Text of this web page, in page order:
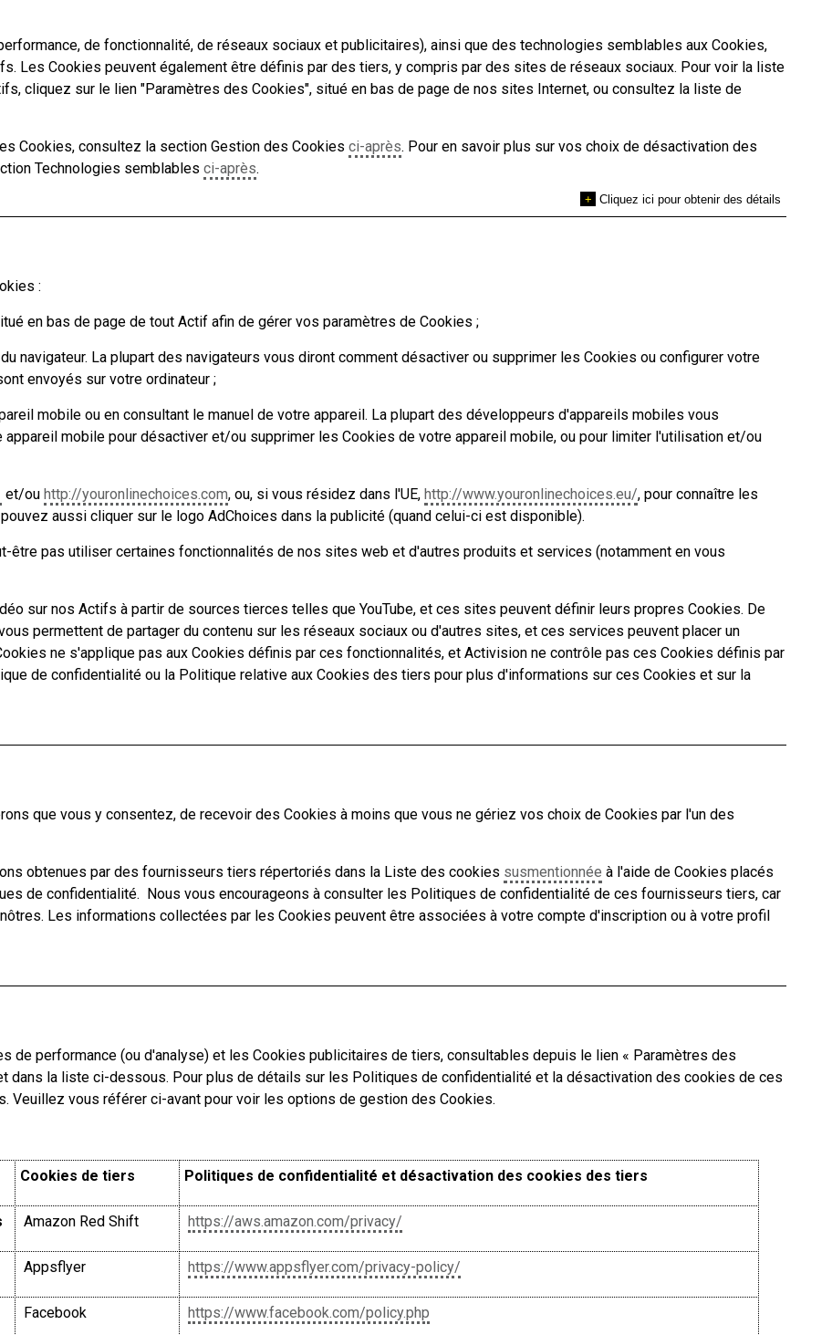
de fonctionnalité, de réseaux sociaux et publicitaires), ainsi que des technologies semblables aux Cookies,
Les Cookies peuvent également être définis par des tiers, y compris par des sites de réseaux sociaux. Pour voir la liste
cliquez sur le lien "Paramètres des Cookies", situé en bas de page de nos sites Internet, ou consultez la liste de
Cookies, consultez la section Gestion des Cookies ci-après. Pour en savoir plus sur vos choix de désactivation des
Technologies semblables ci-après.
+ Cliquez ici pour obtenir des détails
:
en bas de page de tout Actif afin de gérer vos paramètres de Cookies ;
navigateur. La plupart des navigateurs vous diront comment désactiver ou supprimer les Cookies ou configurer votre
envoyés sur votre ordinateur ;
mobile ou en consultant le manuel de votre appareil. La plupart des développeurs d'appareils mobiles vous
mobile pour désactiver et/ou supprimer les Cookies de votre appareil mobile, ou pour limiter l'utilisation et/ou
et/ou http://youronlinechoices.com, ou, si vous résidez dans l'UE, http://www.youronlinechoices.eu/, pour connaître les
aussi cliquer sur le logo AdChoices dans la publicité (quand celui-ci est disponible).
être pas utiliser certaines fonctionnalités de nos sites web et d'autres produits et services (notamment en vous
sur nos Actifs à partir de sources tierces telles que YouTube, et ces sites peuvent définir leurs propres Cookies. De
permettent de partager du contenu sur les réseaux sociaux ou d'autres sites, et ces services peuvent placer un
ne s'applique pas aux Cookies définis par ces fonctionnalités, et Activision ne contrôle pas ces Cookies définis par
de confidentialité ou la Politique relative aux Cookies des tiers pour plus d'informations sur ces Cookies et sur la
que vous y consentez, de recevoir des Cookies à moins que vous ne gériez vos choix de Cookies par l'un des
obtenues par des fournisseurs tiers répertoriés dans la Liste des cookies susmentionnée à l'aide de Cookies placés
de confidentialité. Nous vous encourageons à consulter les Politiques de confidentialité de ces fournisseurs tiers, car
Les informations collectées par les Cookies peuvent être associées à votre compte d'inscription ou à votre profil
de performance (ou d'analyse) et les Cookies publicitaires de tiers, consultables depuis le lien « Paramètres des
dans la liste ci-dessous. Pour plus de détails sur les Politiques de confidentialité et la désactivation des cookies de ces
vous référer ci-avant pour voir les options de gestion des Cookies.
Cookies de tiers Politiques de confidentialité et désactivation des cookies des tiers
Amazon Red Shift https://aws.amazon.com/privacy/
Appsflyer https://www.appsflyer.com/privacy-policy/
Facebook https://www.facebook.com/policy.php